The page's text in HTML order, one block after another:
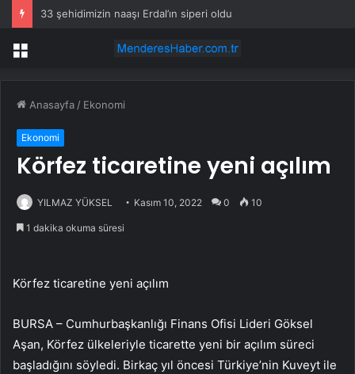
33 şehidimizin naaşı Erdal’ın siperi oldu
Menü
Anasayfa / Ekonomi
Ekonomi
Körfez ticaretine yeni açılım
YILMAZ YÜKSEL Kasım 10, 2022 0 10
1 dakika okuma süresi
Körfez ticaretine yeni açılım
BURSA – Cumhurbaşkanlığı Finans Ofisi Lideri Göksel
Aşan, Körfez ülkeleriyle ticarette yeni bir açılım süreci
başladığını söyledi. Birkaç yıl öncesi Türkiye’nin Kuveyt ile